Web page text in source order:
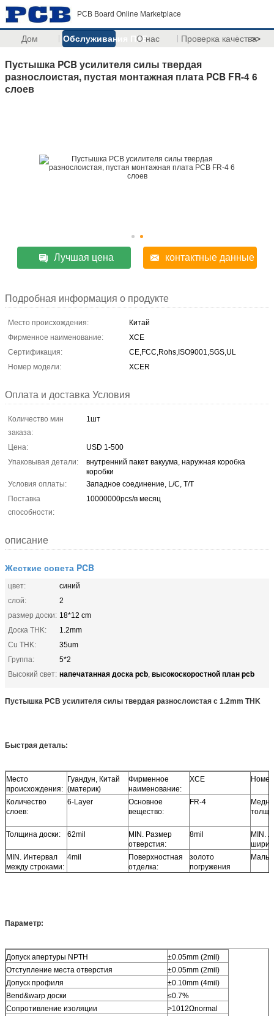
PCB Board Online Marketplace
Дом Обслуживания ПКБО нас Проверка качества>>
Пустышка PCB усилителя силы твердая
разнослоистая, пустая монтажная плата PCB FR-4 6
слоев
Лучшая цена контактные данные
Подробная информация о продукте
Место происхождения:
Китай
Фирменное наименование:
XCE
Сертификация:
CE,FCC,Rohs,ISO9001,SGS,UL
Номер модели:
XCER
Оплата и доставка Условия
Количество мин
заказа:
1шт
Цена:
USD 1-500
Упаковывая детали:
внутренний пакет вакуума, наружная коробка
коробки
Условия оплаты:
Западное соединение, L/C, T/T
Поставка
способности:
10000000pcs/в месяц
описание
Жесткие совета PCB
цвет:
синий
слой:
2
размер доски: 18*12 cm
Доска THK:
1.2mm
Cu THK:
35um
Группа:
5*2
Высокий свет: напечатанная доска pcb, высокоскоростной план pcb
Пустышка PCB усилителя силы твердая разнослоистая с 1.2mm THK
Быстрая деталь:
Место
происхождения:
Гуандун, Китай
(материк)
Фирменное
наименование:
XCE
Количество
слоев:
6-Layer
Основное
вещество:
FR-4
Толщина доски: 62mil
MIN. Размер
отверстия:
8mil
MIN.
MIN. Интервал
между строками:
4mil
Поверхностная
отделка:
золото
погружения
Параметр:
Допуск апертуры NPTH
±0.05mm (2mil)
Отступление места отверстия
±0.05mm (2mil)
Допуск профиля
±0.10mm (4mil)
Bend&warp доски
≤0.7%
Сопротивление изоляции
>1012Ωnormal